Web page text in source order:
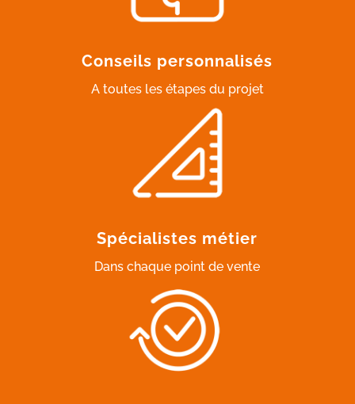
Conseils personnalisés
A toutes les étapes du projet
Spécialistes métier
Dans chaque point de vente